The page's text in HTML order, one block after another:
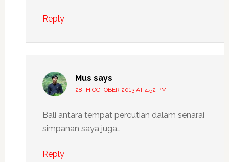
Reply
Mus says
28TH OCTOBER 2013 AT 4:52 PM
Bali antara tempat percutian dalam senarai
simpanan saya juga…
Reply